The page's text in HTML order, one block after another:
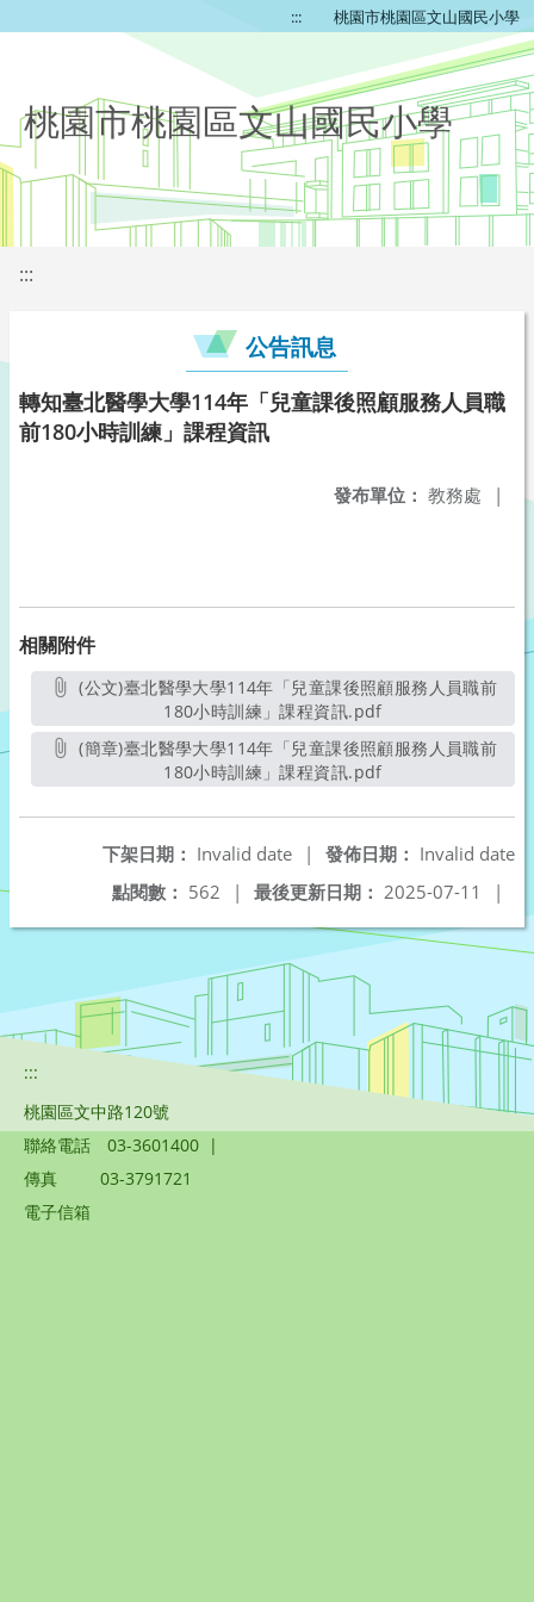
::: 桃園市桃園區文山國民小學
桃園市桃園區文山國民小學
:::
公告訊息
轉知臺北醫學大學114年「兒童課後照顧服務人員職
前180小時訓練」課程資訊
發布單位： 教務處 |
相關附件
(公文)臺北醫學大學114年「兒童課後照顧服務人員職前
180小時訓練」課程資訊.pdf另開新視窗
(簡章)臺北醫學大學114年「兒童課後照顧服務人員職前
180小時訓練」課程資訊.pdf另開新視窗
發佈日期： Invalid date
下架日期： Invalid date
|
最後更新日期： 2025-07-11 |
點閱數： 562 |
:::
桃園區文中路120號
聯絡電話
03-3601400 |
傳真
03-3791721
電子信箱